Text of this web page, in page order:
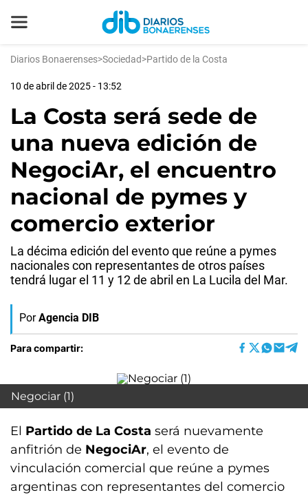
Diarios Bonaerenses>Sociedad>Partido de la Costa
10 de abril de 2025 - 13:52
La Costa será sede de
una nueva edición de
NegociAr, el encuentro
nacional de pymes y
comercio exterior
La décima edición del evento que reúne a pymes
nacionales con representantes de otros países
tendrá lugar el 11 y 12 de abril en La Lucila del Mar.
Por Agencia DIB
Para compartir:
Negociar (1)
El Partido de La Costa será nuevamente
anfitrión de NegociAr, el evento de
vinculación comercial que reúne a pymes
argentinas con representantes del comercio